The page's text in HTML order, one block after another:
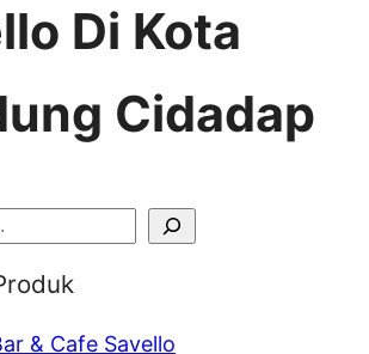
Di Kota
Cidadap
& Cafe Savello